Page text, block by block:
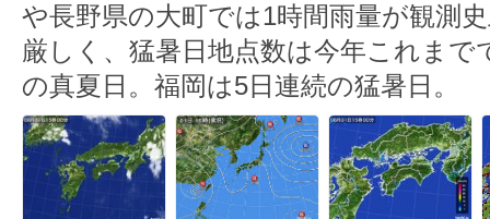
や長野県の大町では1時間雨量が観測
厳しく、猛暑日地点数は今年これまで
の真夏日。福岡は5日連続の猛暑日。